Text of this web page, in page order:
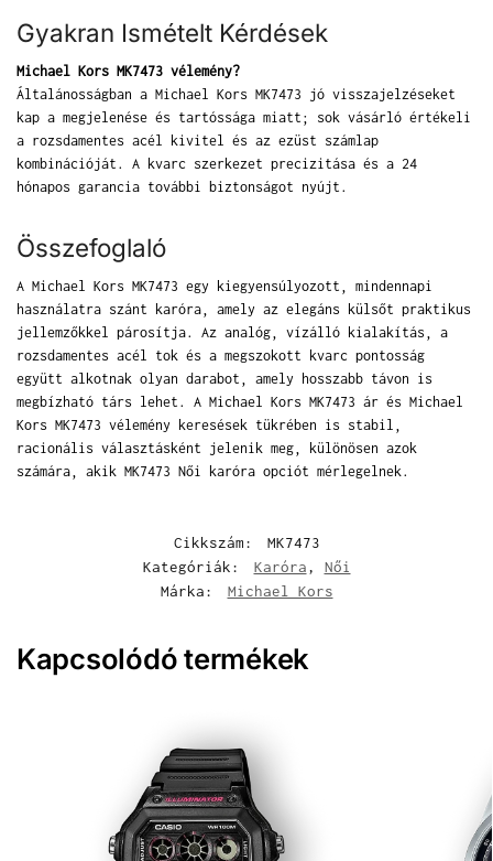
Gyakran Ismételt Kérdések
Michael Kors MK7473 vélemény?
Általánosságban a Michael Kors MK7473 jó visszajelzéseket
kap a megjelenése és tartóssága miatt; sok vásárló értékeli
a rozsdamentes acél kivitel és az ezüst számlap
kombinációját. A kvarc szerkezet precizitása és a 24
hónapos garancia további biztonságot nyújt.
Összefoglaló
A Michael Kors MK7473 egy kiegyensúlyozott, mindennapi
használatra szánt karóra, amely az elegáns külsőt praktikus
jellemzőkkel párosítja. Az analóg, vízálló kialakítás, a
rozsdamentes acél tok és a megszokott kvarc pontosság
együtt alkotnak olyan darabot, amely hosszabb távon is
megbízható társ lehet. A Michael Kors MK7473 ár és Michael
Kors MK7473 vélemény keresések tükrében is stabil,
racionális választásként jelenik meg, különösen azok
számára, akik MK7473 Női karóra opciót mérlegelnek.
Cikkszám:
MK7473
Kategóriák:
Karóra, Női
Márka:
Michael Kors
Kapcsolódó termékek